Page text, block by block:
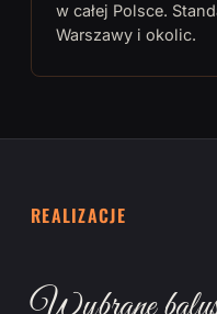
w całej Polsce.
Warszawy i okolic.
REALIZACJE